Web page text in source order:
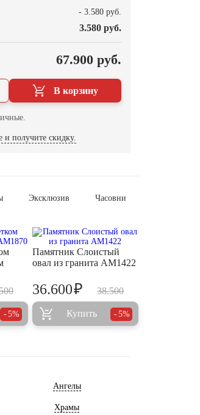
- 3.580 руб.
3.580 руб.
67.900 руб.
В корзину
получите скидку.
Эксклюзив Часовни
5%
Памятник Слоистый
овал из гранита AM1422
38.500
36.600₽
Купить 5%
Ангелы
Храмы